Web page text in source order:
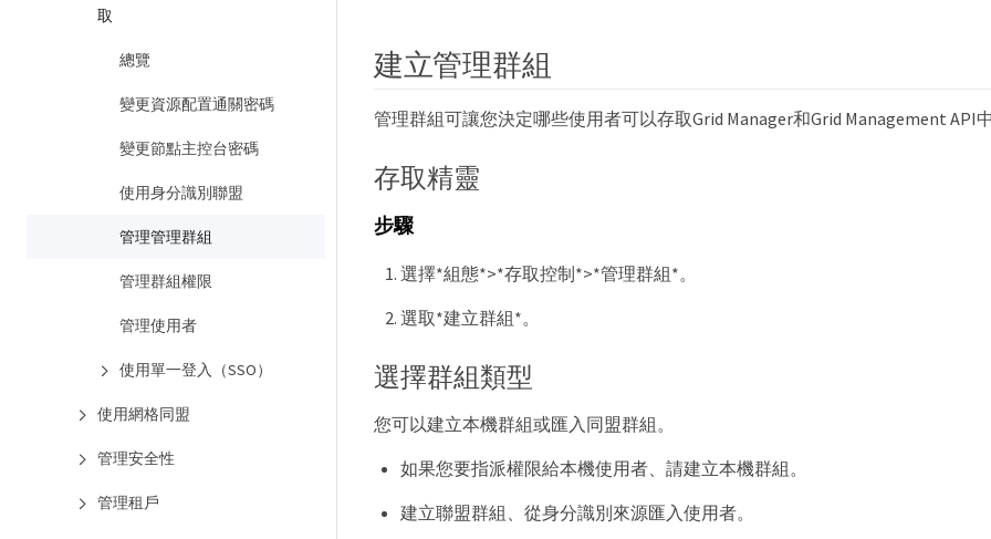
取
總覽
變更資源配置通關密碼
變更節點主控台密碼
使用身分識別聯盟
管理管理群組
管理群組權限
管理使用者
使用單一登入（SSO）
使用網格同盟
管理安全性
管理租戶
建立管理群組
管理群組可讓您決定哪些使用者可以存取Grid Manager和Grid Management API
存取精靈
步驟
選擇*組態*>*存取控制*>*管理群組*。
選取*建立群組*。
選擇群組類型
您可以建立本機群組或匯入同盟群組。
如果您要指派權限給本機使用者、請建立本機群組。
建立聯盟群組、從身分識別來源匯入使用者。